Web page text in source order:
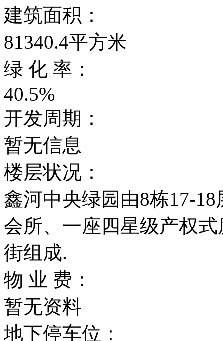
建筑面积：
81340.4平方米
绿 化 率：
40.5%
开发周期：
暂无信息
楼层状况：
鑫河中央绿园由8栋17-
会所、一座四星级产权
街组成.
物 业 费：
暂无资料
地下停车位：